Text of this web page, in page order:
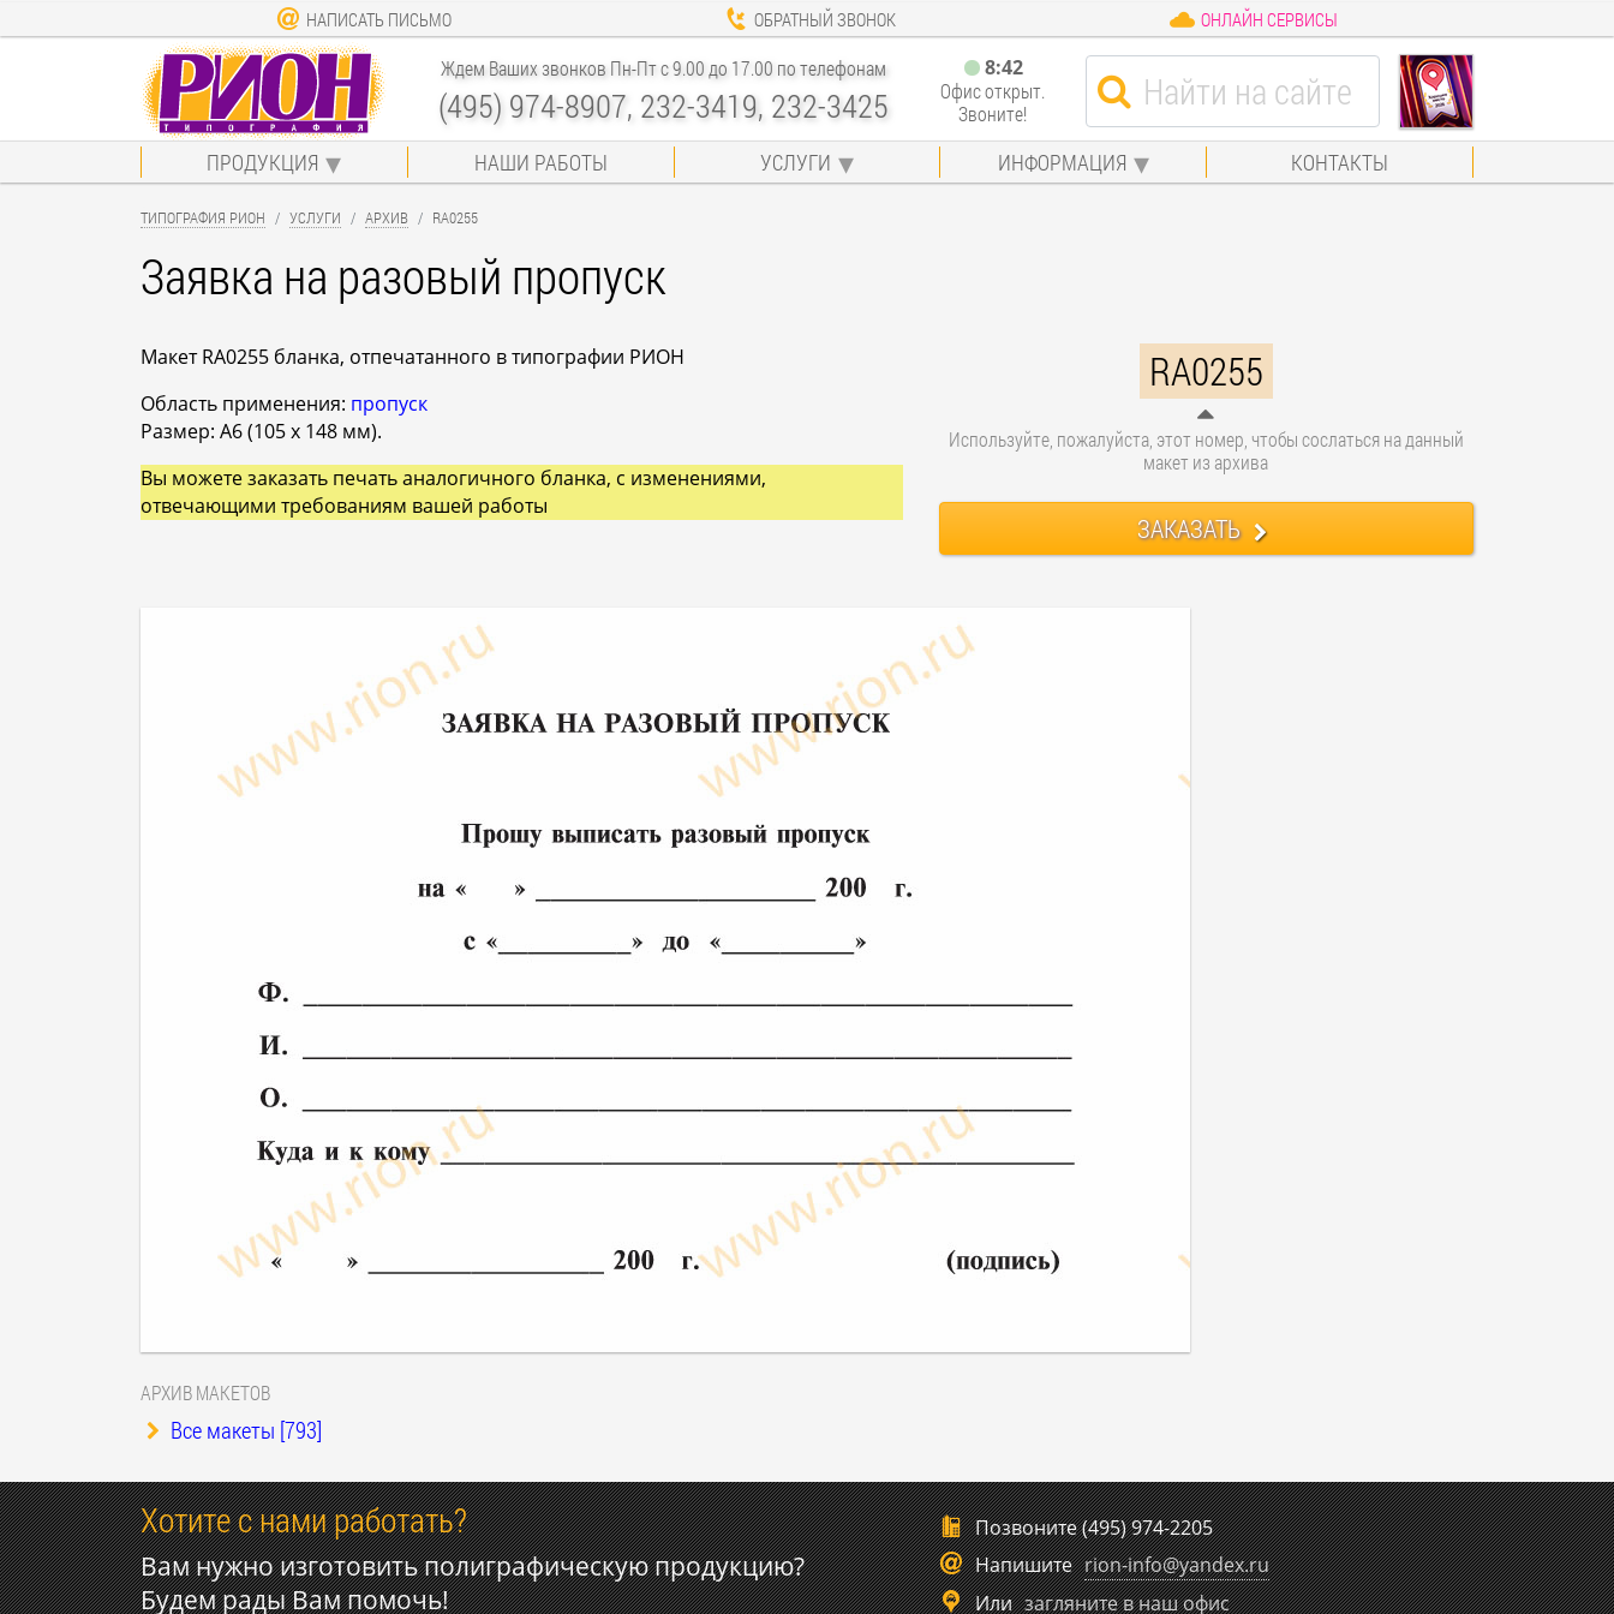
НАПИСАТЬ ПИСЬМО ОБРАТНЫЙ ЗВОНОК ОНЛАЙН СЕРВИСЫ
Ждем Ваших звонков Пн-Пт с 9.00 до 17.00 по телефонам
(495) 974-8907, 232-3419, 232-3425
8:42
Офис открыт.
Звоните!
ПРОДУКЦИЯ НАШИ РАБОТЫ УСЛУГИ ИНФОРМАЦИЯ КОНТАКТЫ
ТИПОГРАФИЯ РИОН УСЛУГИ АРХИВ RA0255
Заявка на разовый пропуск
Макет RA0255 бланка, отпечатанного в типографии РИОН
Область применения: пропуск
Размер: A6 (105 x 148 мм).
Вы можете заказать печать аналогичного бланка, с изменениями,
отвечающими требованиям вашей работы
RA0255
Используйте, пожалуйста, этот номер, чтобы сослаться на данный
макет из архива
ЗАКАЗАТЬ
АРХИВ МАКЕТОВ
Все макеты [793]
Хотите с нами работать?
Вам нужно изготовить полиграфическую продукцию?
Будем рады Вам помочь!
Позвоните(495) 974-2205
Напишите rion-info@yandex.ru
Или загляните в наш офис